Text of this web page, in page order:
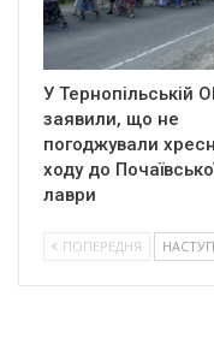
У Тернопільській
заявили, що не
погоджували
ходу до
лаври
ПОПЕРЕДНЯ